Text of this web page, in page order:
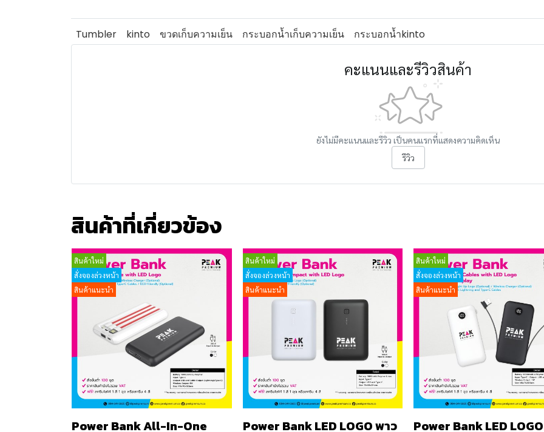
Tumbler kinto ขวดเก็บความเย็น กระบอกน้ำเก็บความเย็น กระบอกน้ำkinto
คะแนนและรีวิวสินค้า
ยังไม่มีคะแนนและรีวิว เป็นคนแรกที่แสดงความคิดเห็น
รีวิว
สินค้าที่เกี่ยวข้อง
สินค้าใหม่
สั่งจองล่วงหน้า
สินค้าแนะนำ
Power Bank All-In-One
สินค้าใหม่
สั่งจองล่วงหน้า
สินค้าแนะนำ
Power Bank LED LOGO พาว
สินค้าใหม่
สั่งจองล่วงหน้า
สินค้าแนะนำ
Power Bank LED